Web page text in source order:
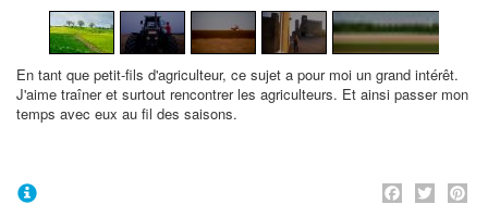
En tant que petit-fils d'agriculteur, ce sujet a pour moi un grand intérêt.
J'aime traîner et surtout rencontrer les agriculteurs. Et ainsi passer mon
temps avec eux au fil des saisons.